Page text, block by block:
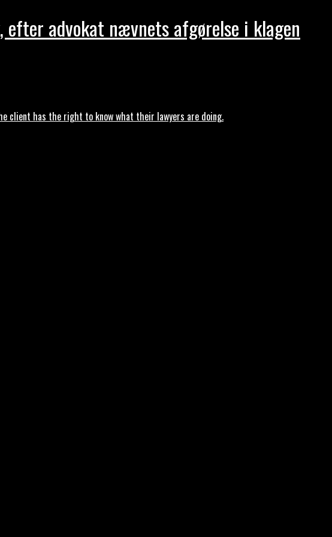
efter advokat nævnets afgørelse i klagen
client has the right to know what their lawyers are doing.